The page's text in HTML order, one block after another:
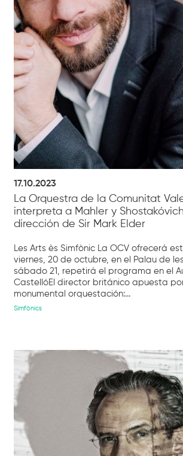
17.10.2023
La Orquestra de la Comunitat
interpreta a Mahler y
dirección de Sir Mark Elder
Les Arts ès Simfònic La OCV ofrecerá
viernes, 20 de octubre, en el Palau de
sábado 21, repetirá el programa en el
CastellóEl director británico apuesta
monumental orquestación:...
Simfònics